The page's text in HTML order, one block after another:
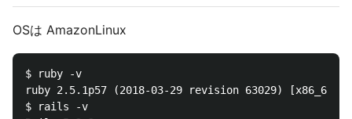
OSは AmazonLinux
$ ruby -v
ruby 2.5.1p57 (2018-03-29 revision 63029) [x86_64-
$ rails -v